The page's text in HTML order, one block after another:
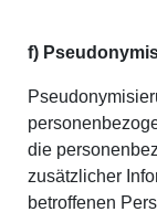
f)
die
zusätzlicher
betroffenen